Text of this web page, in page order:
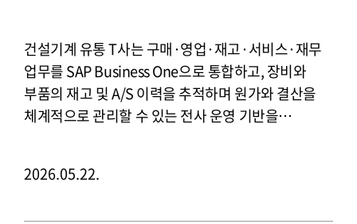
건설기계 유통 T사는 구매·영업·재고·서비스·재무
업무를 SAP Business One으로 통합하고, 장비와
부품의 재고 및 A/S 이력을 추적하며 원가와 결산을
체계적으로 관리할 수 있는 전사 운영 기반을
2026.05.22.